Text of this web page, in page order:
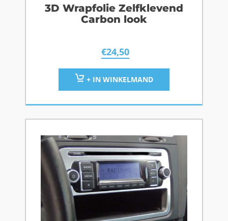
3D Wrapfolie Zelfklevend
Carbon look
€24,50
+ IN WINKELMAND